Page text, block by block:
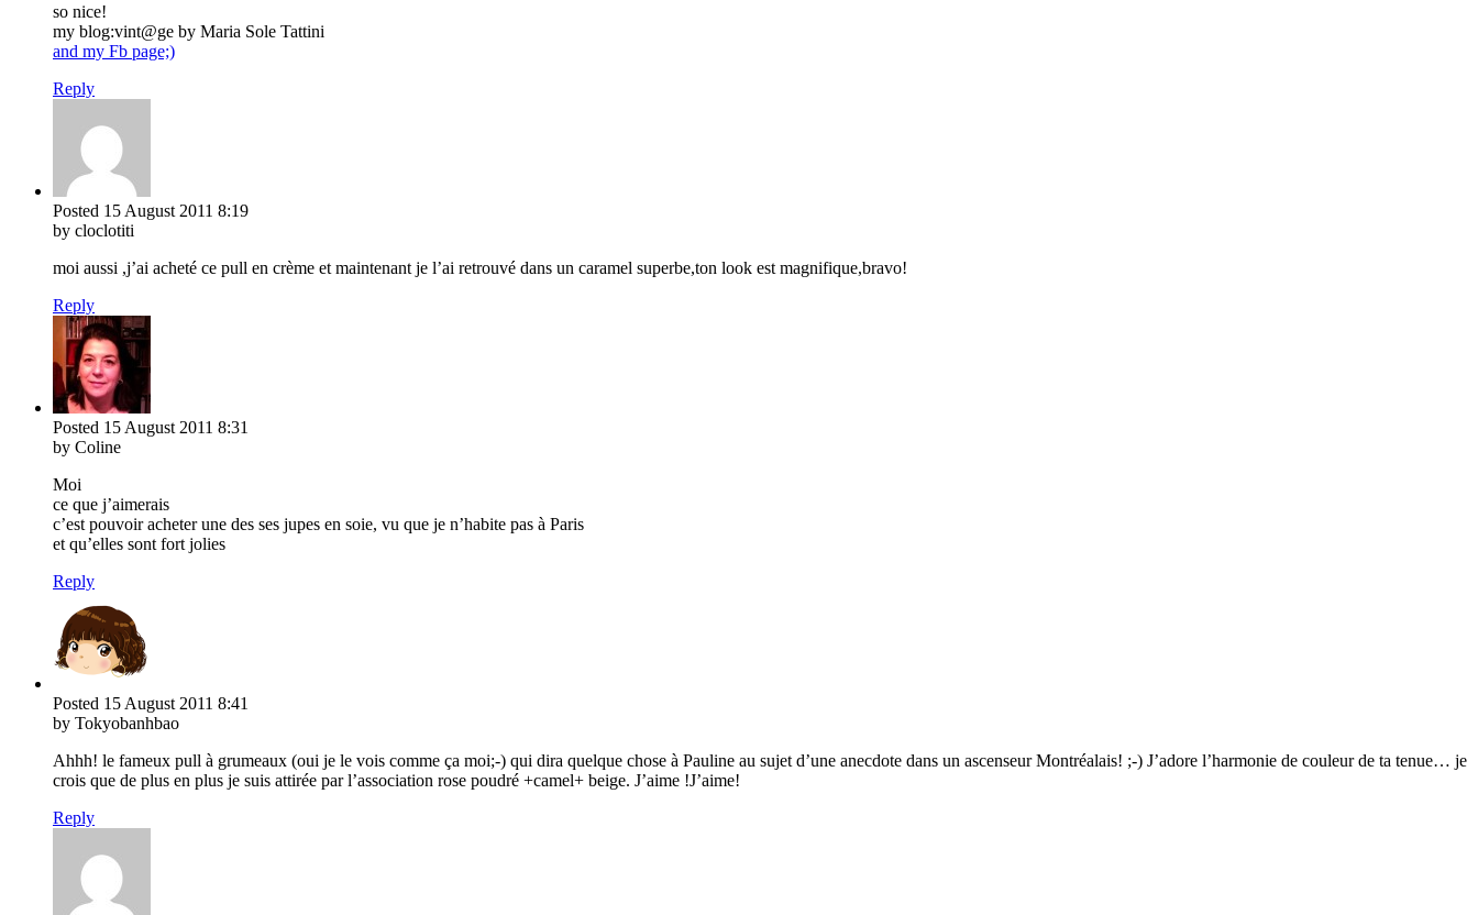
so nice!
my blog:vint@ge by Maria Sole Tattini
and my Fb page;)
Reply
Posted 15 August 2011 8:19
by cloclotiti
moi aussi ,j’ai acheté ce pull en crème et maintenant je l’ai retrouvé dans un caramel superbe,ton look est magnifique,bravo!
Reply
Posted 15 August 2011 8:31
by Coline
Moi
ce que j’aimerais
c’est pouvoir acheter une des ses jupes en soie, vu que je n’habite pas à Paris
et qu’elles sont fort jolies
Reply
Posted 15 August 2011 8:41
by Tokyobanhbao
Ahhh! le fameux pull à grumeaux (oui je le vois comme ça moi;-) qui dira quelque chose à Pauline au sujet d’une anecdote dans un ascenseur Montréalais! ;-) J’adore l’harmonie de couleur de ta tenue… je
crois que de plus en plus je suis attirée par l’association rose poudré +camel+ beige. J’aime !J’aime!
Reply